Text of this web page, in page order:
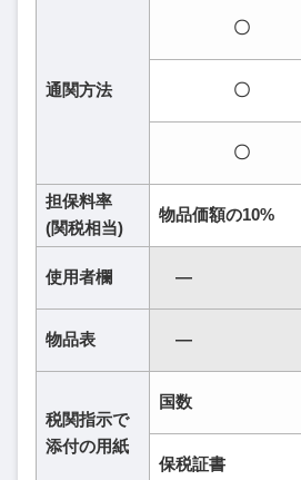
通関方法
〇
〇
〇
担保料率
(関税相当)
物品価額の10%
使用者欄 ―
物品表 ―
税関指示で
添付の用紙
国数
保税証書